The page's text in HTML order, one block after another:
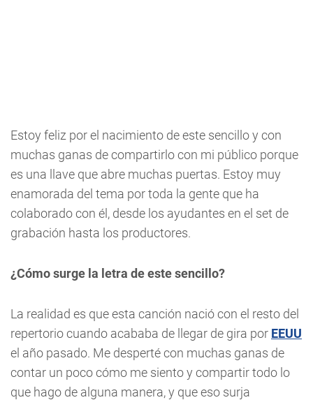
Estoy feliz por el nacimiento de este sencillo y con
muchas ganas de compartirlo con mi público porque
es una llave que abre muchas puertas. Estoy muy
enamorada del tema por toda la gente que ha
colaborado con él, desde los ayudantes en el set de
grabación hasta los productores.
¿Cómo surge la letra de este sencillo?
La realidad es que esta canción nació con el resto del
repertorio cuando acababa de llegar de gira por EEUU
el año pasado. Me desperté con muchas ganas de
contar un poco cómo me siento y compartir todo lo
que hago de alguna manera, y que eso surja